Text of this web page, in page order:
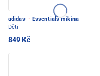
adidas · Essentials mikina
Děti
849 Kč